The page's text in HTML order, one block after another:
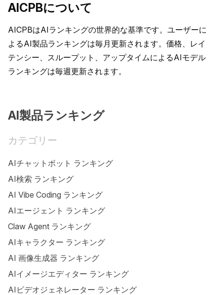
AICPBについて
AICPBはAIランキングの世界的な基準です。ユーザーに
よるAI製品ランキングは毎月更新されます。価格、レイ
テンシー、スループット、アップタイムによるAIモデル
ランキングは毎週更新されます。
AI製品ランキング
カテゴリー
AIチャットボット ランキング
AI検索 ランキング
AI Vibe Coding ランキング
AIエージェント ランキング
Claw Agent ランキング
AIキャラクター ランキング
AI 画像生成器 ランキング
AIイメージエディター ランキング
AIビデオジェネレーター ランキング